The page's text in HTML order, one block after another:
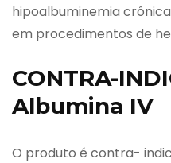
hipoalbuminemia
em procedimentos de
CONTRA-
Albumina IV
O produto é contra-